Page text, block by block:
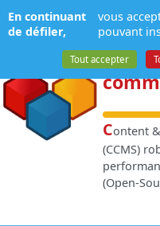
Content &
(CCMS)
(Open-
Panneau de gestion des
En continuant
de défiler,
vous
pouvant
Tout accepter